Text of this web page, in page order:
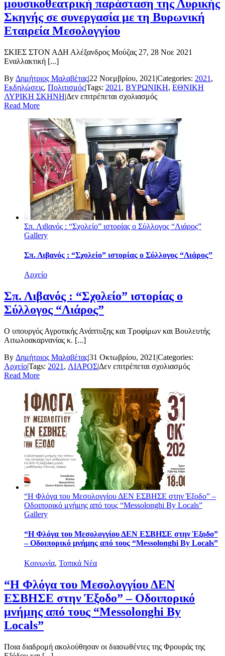
μουσικοθεατρική παράσταση της Λυρικής
Σκηνής σε συνεργασία με τη Βυρωνική
Εταιρεία Μεσολογγίου
ΣΚΙΕΣ ΣΤΟΝ ΑΔΗ Αλέξανδρος Μούζας 27, 28 Νοε 2021
Εναλλακτική [...]
By Δημήτριος Μαλαβέτας|22 Νοεμβρίου, 2021 |Categories: 2021 ,
Εκδηλώσεις, Πολιτισμός|Tags: 2021 , ΒΥΡΩΝΙΚΗ, ΕΘΝΙΚΗ
ΛΥΡΙΚΗ ΣΚΗΝΗ|Δεν επιτρέπεται σχολιασμόςστο
ΑΔΗ”:
Η
μουσικοθεατρική
παράσταση
της
Λυρικής
Σκηνής
σε
συνεργασία
με
Βυρωνική
Εταιρεία
Read More
Σπ. Λιβανός : “Σχολείο” ιστορίας ο Σύλλογος “Λιάρος”
Gallery
Σπ. Λιβανός : “Σχολείο” ιστορίας ο Σύλλογος “Λιάρος”
Αρχείο
Σπ. Λιβανός : “Σχολείο” ιστορίας ο
Σύλλογος “Λιάρος”
Ο υπουργός Αγροτικής Ανάπτυξης και Τροφίμων και Βουλευτής
Αιτωλοακαρνανίας κ. [...]
By Δημήτριος Μαλαβέτας|31 Οκτωβρίου, 2021 |Categories:
Αρχείο|Tags: 2021 , ΛΙΑΡΟΣ|Δεν επιτρέπεται σχολιασμόςστο
Read More
“Η Φλόγα του Μεσολογγίου ΔΕΝ ΕΣΒΗΣΕ στην Έξοδο” –
Οδοιπορικό μνήμης από τους “Messolonghi By Locals”
Gallery
“Η Φλόγα του Μεσολογγίου ΔΕΝ ΕΣΒΗΣΕ στην Έξοδο”
– Οδοιπορικό μνήμης από τους “Messolonghi By Locals”
Κοινωνία, Τοπικά Νέα
“Η Φλόγα του Μεσολογγίου ΔΕΝ
ΕΣΒΗΣΕ στην Έξοδο” – Οδοιπορικό
μνήμης από τους “Messolonghi By
Locals”
Ποια διαδρομή ακολούθησαν οι διασωθέντες της Φρουράς της